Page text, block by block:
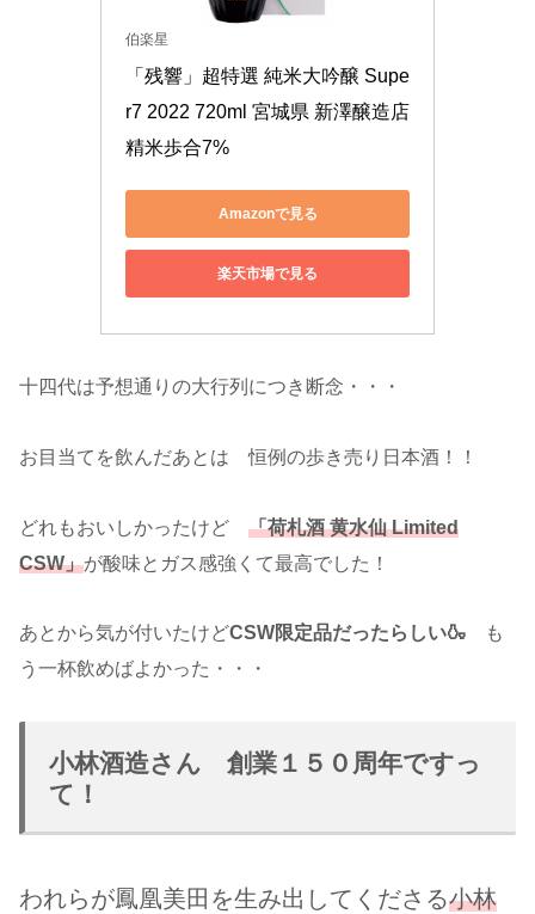
伯楽星
「残響」超特選 純米大吟醸 Supe
r7 2022 720ml 宮城県 新澤醸造店
精米歩合7%
Amazonで見る
楽天市場で見る
十四代は予想通りの大行列につき断念・・・
お目当てを飲んだあとは 恒例の歩き売り日本酒！！
どれもおいしかったけど 「荷札酒 黄水仙 Limited
CSW」が酸味とガス感強くて最高でした！
あとから気が付いたけどCSW限定品だったらしい🍶 も
う一杯飲めばよかった・・・
小林酒造さん 創業１５０周年ですっ
て！
われらが鳳凰美田を生み出してくださる小林